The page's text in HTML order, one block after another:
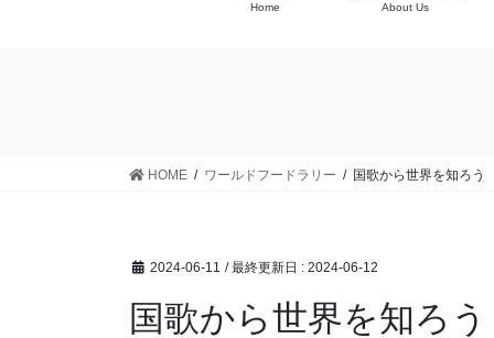
Home About Us
HOME ワールドフードラリー 国歌から世界を知ろ
2024-06-11 / 最終更新日 : 2024-06-12
国歌から世界を知ろ